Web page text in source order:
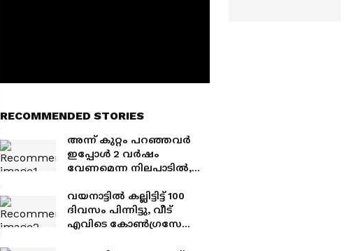
RECOMMENDED STORIES
അന്ന് കുറ്റം പറഞ്ഞവ‍ർ
ഇപ്പോൾ 2 വര്‍ഷം
വേണമെന്ന നിലപാടിൽ,
ഇല്ലെന്ന് പറഞ്ഞ്
തടിതപ്പുന്നുവെന്ന്
പിണറായി; നഷ്ടമായത് 4
വയനാട്ടിൽ കല്ലിട്ടിട്ട് 100
ദിവസം പിന്നിട്ടു, വീട്
എവിടെ കോണ്‍ഗ്രസേ